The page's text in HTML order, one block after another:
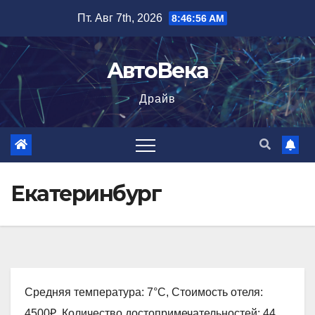
содержимому
Пт. Авг 7th, 2026 8:46:57 AM
АвтоВека
Драйв
Екатеринбург
Средняя температура: 7°C, Стоимость отеля: